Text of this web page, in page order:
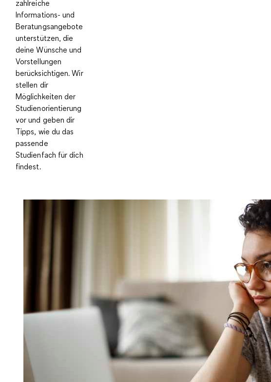
zahlreiche
Informations- und
Beratungsangebote
unterstützen, die
deine Wünsche und
Vorstellungen
berücksichtigen. Wir
stellen dir
Möglichkeiten der
Studienorientierung
vor und geben dir
Tipps, wie du das
passende
Studienfach für dich
findest.